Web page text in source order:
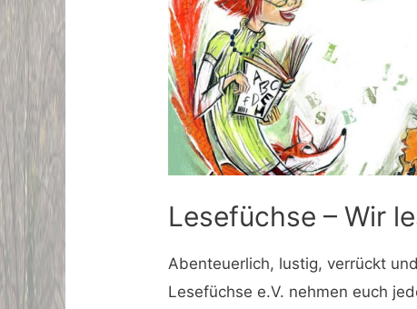
Lesefüchse – Wir
Abenteuerlich, lustig, verrückt
Lesefüchse e.V. nehmen euch